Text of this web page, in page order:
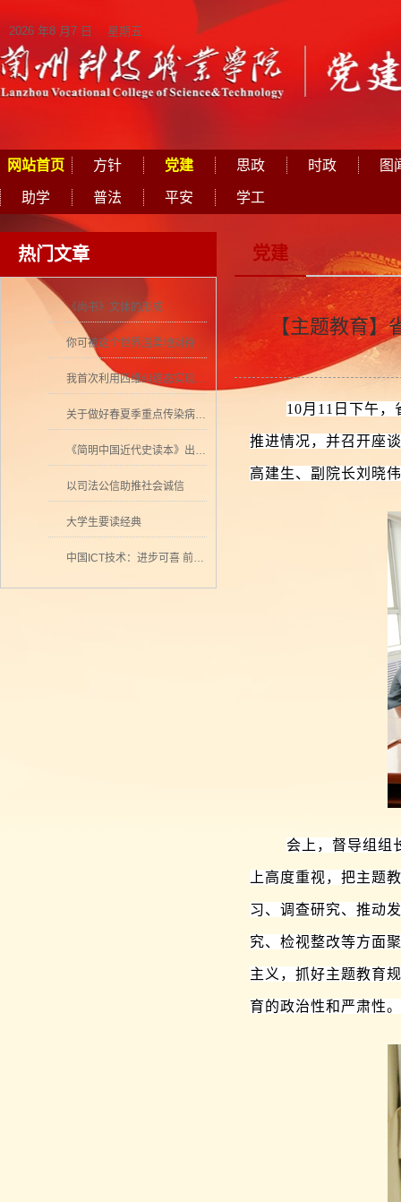
2026 年8 月7 日 星期五
网站首页 方针 党建 思政 时政 图
助学 普法 平安 学工
热门文章
《尚书》文体的形成
你可被这个世界温柔地对待
我首次利用四维纠缠态实现量子密集编码
关于做好春夏季重点传染病防控工作的通知
《简明中国近代史读本》出版 历史学者张海鹏领衔撰写
以司法公信助推社会诚信
大学生要读经典
中国ICT技术：进步可喜 前景可期
党建
【主题教育
10月11日下午
推进情况，并召开座
高建生、副院长刘晓
会上，督导组组
上高度重视，把主题
习、调查研究、推动
究、检视整改等方面
主义，抓好主题教育
育的政治性和严肃性